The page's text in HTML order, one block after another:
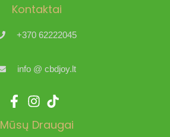
Kontaktai
+370 62222045
info @ cbdjoy.lt
Mūsų Draugai